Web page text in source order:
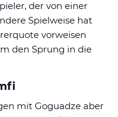
der von einer
Spielweise hat
vorweisen
den Sprung in die
mit Goguadze aber